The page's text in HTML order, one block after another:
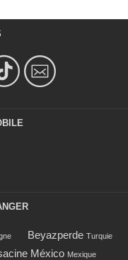
Beyazperde Turquie
México Mexique